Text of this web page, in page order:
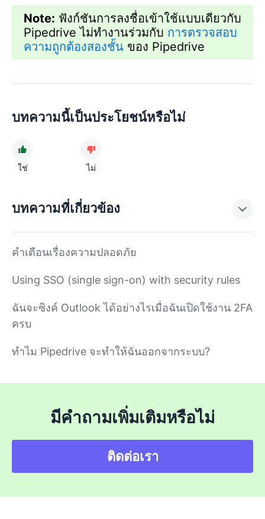
Note: ฟังก์ชันการลงชื่อเข้าใช้แบบเดียวกับ
Pipedrive ไม่ทำงานร่วมกับ การตรวจสอบ
ความถูกต้องสองชั้น ของ Pipedrive
บทความนี้เป็นประโยชน์หรือไม่
ใช่ ไม่
บทความที่เกี่ยวข้อง
คำเตือนเรื่องความปลอดภัย
Using SSO (single sign-on) with security rules
ฉันจะซิงค์ Outlook ได้อย่างไรเมื่อฉันเปิดใช้งาน 2FA
ครบ
ทำไม Pipedrive จะทำให้ฉันออกจากระบบ?
มีคำถามเพิ่มเติมหรือไม่
ติดต่อเรา